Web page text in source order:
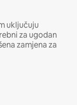
uključuju
za ugodan
zamjena za